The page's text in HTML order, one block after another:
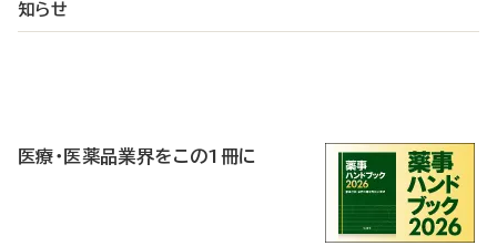
知らせ
医療・医薬品業界をこの1冊に